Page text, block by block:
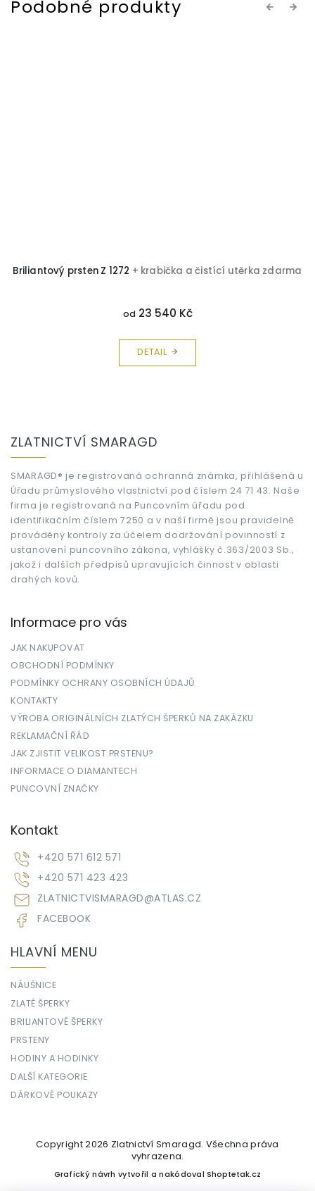
Previous
Briliantový prsten Z 1272 + krabička a čistící utěrka zdarma
od23 540 Kč
DETAIL
Next
ZLATNICTVÍ SMARAGD
SMARAGD® je registrovaná ochranná známka, přihlášená u
Úřadu průmyslového vlastnictví pod číslem 24 71 43. Naše
firma je registrovaná na Puncovním úřadu pod
identifikačním číslem 7250 a v naší firmě jsou pravidelně
prováděny kontroly za účelem dodržování povinností z
ustanovení puncovního zákona, vyhlášky č.363/2003 Sb.,
jakož i dalších předpisů upravujících činnost v oblasti
drahých kovů.
Informace pro vás
JAK NAKUPOVAT
OBCHODNÍ PODMÍNKY
PODMÍNKY OCHRANY OSOBNÍCH ÚDAJŮ
KONTAKTY
VÝROBA ORIGINÁLNÍCH ZLATÝCH ŠPERKŮ NA ZAKÁZKU
REKLAMAČNÍ ŘÁD
JAK ZJISTIT VELIKOST PRSTENU?
INFORMACE O DIAMANTECH
PUNCOVNÍ ZNAČKY
Kontakt
ZLATNICTVISMARAGD@ATLAS.CZ
+420 571 612 571
+420 571 423 423
FACEBOOK
HLAVNÍ MENU
NÁUŠNICE
ZLATÉ ŠPERKY
BRILIANTOVÉ ŠPERKY
PRSTENY
HODINY A HODINKY
DALŠÍ KATEGORIE
DÁRKOVÉ POUKAZY
Copyright 2026 Zlatnictví Smaragd. Všechna práva
vyhrazena.
Grafický návrh vytvořil a nakódovalShoptetak.cz